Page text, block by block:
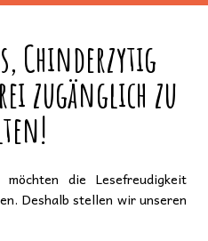
Chinderzytig
zugänglich zu
die Lesefreudigkeit
Deshalb stellen wir unseren